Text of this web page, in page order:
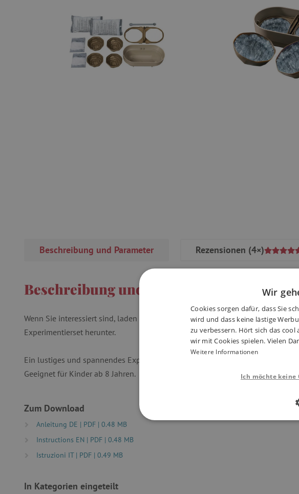
Beschreibung und Parameter Rezensionen (4×)
Beschreibung und Parameter
Wenn Sie interessiert sind, laden Sie die detaillierte englische Anleitung für
Experimentierset herunter.
Ein lustiges und spannendes Experiment mit dem Wachsen von Kristallen in
Geeignet für Kinder ab 8 Jahren.
Zum Download
Anleitung DE | PDF | 0.48 MB
Instructions EN | PDF | 0.48 MB
Istruzioni IT | PDF | 0.49 MB
In Kategorien eingeteilt
Wir
Cookies sorgen dafür, dass Sie
wird und dass keine lästige
zu verbessern. Hört sich das cool
wir mit Cookies spielen. Vielen
Weitere Informationen
Ich möchte keine
UNBEDINGT ERFORDERLICH
Unbedingt erforderliche Cookies ermöglichen